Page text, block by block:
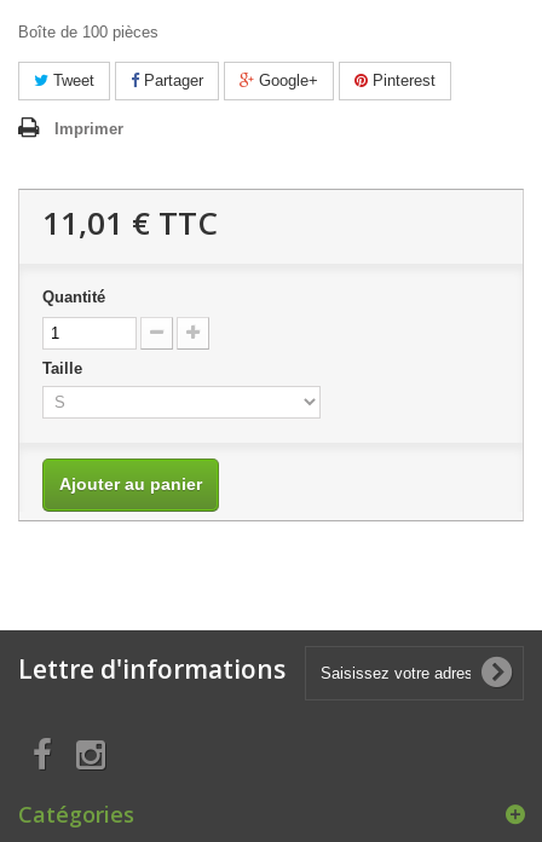
Boîte de 100 pièces
Tweet Partager Google+ Pinterest
Imprimer
11,01 € TTC
Quantité
Taille
Ajouter au panier
Lettre d'informations
Catégories